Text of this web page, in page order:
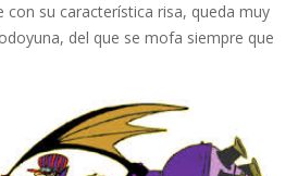
con su característica risa, queda muy
del que se mofa siempre que